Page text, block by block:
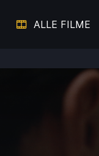
ALLE FILME
Dem